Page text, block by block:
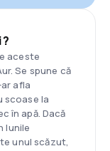
aceste
Se spune că
afla
scoase la
în apă. Dacă
lunile
unul scăzut,